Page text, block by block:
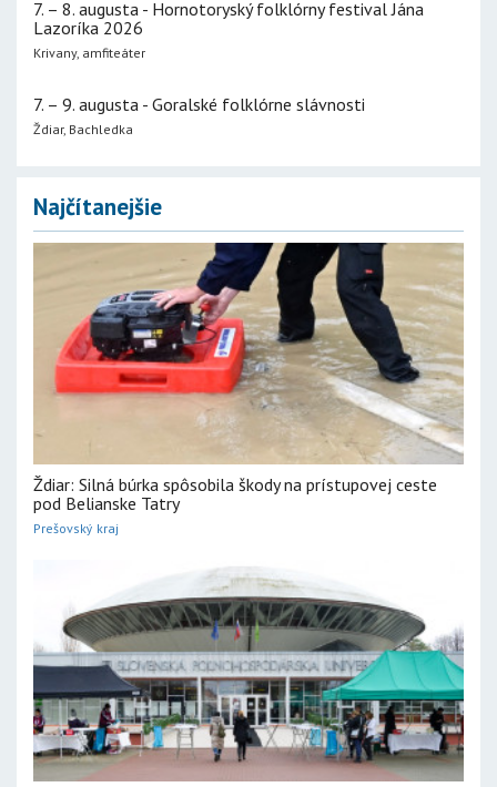
7. – 8. augusta - Hornotoryský folklórny festival Jána
Lazoríka 2026
Krivany, amfiteáter
7. – 9. augusta - Goralské folklórne slávnosti
Ždiar, Bachledka
Najčítanejšie
Ždiar: Silná búrka spôsobila škody na prístupovej ceste
pod Belianske Tatry
Prešovský kraj